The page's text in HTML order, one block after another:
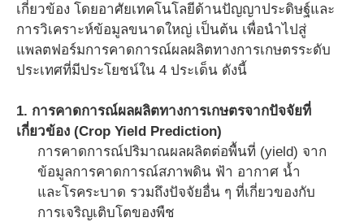
เกี่ยวข้อง โดยอาศัยเทคโนโลยีด้านปัญญาประดิษฐ์และ
การวิเคราะห์ข้อมูลขนาดใหญ่ เป็นต้น เพื่อนำไปสู่
แพลตฟอร์มการคาดการณ์ผลผลิตทางการเกษตรระดับ
ประเทศที่มีประโยชน์ใน 4 ประเด็น ดังนี้
1. การคาดการณ์ผลผลิตทางการเกษตรจากปัจจัยที่
เกี่ยวข้อง (Crop Yield Prediction)
การคาดการณ์ปริมาณผลผลิตต่อพื้นที่ (yield) จาก
ข้อมูลการคาดการณ์สภาพดิน ฟ้า อากาศ น้ำ
และโรคระบาด รวมถึงปัจจัยอื่น ๆ ที่เกี่ยวของกับ
การเจริญเติบโตของพืช